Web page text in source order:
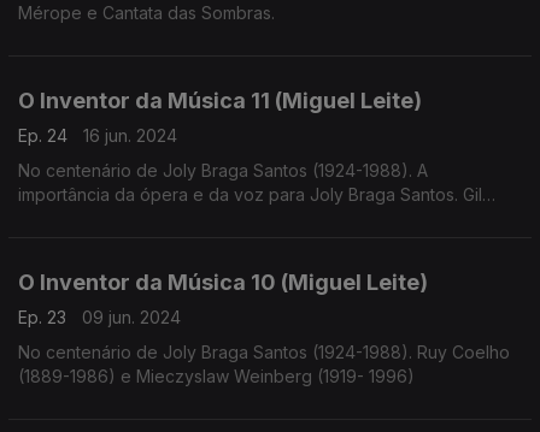
Mérope e Cantata das Sombras.
O Inventor da Música 11 (Miguel Leite)
Ep. 24
16 jun. 2024
No centenário de Joly Braga Santos (1924-1988). A
importância da ópera e da voz para Joly Braga Santos. Gil
O Inventor da Música 10 (Miguel Leite)
Ep. 23
09 jun. 2024
No centenário de Joly Braga Santos (1924-1988). Ruy Coelho
(1889-1986) e Mieczyslaw Weinberg (1919- 1996)